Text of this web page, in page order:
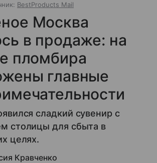
BestProducts Mail
Москва
в продаже: на
пломбира
главные
сладкий сувенир с
столицы для сбыта в
целях.
Кравченко